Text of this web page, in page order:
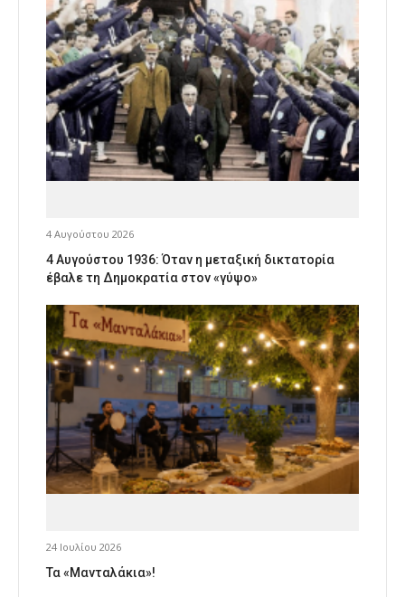
4 Αυγούστου 2026
4 Αυγούστου 1936: Όταν η μεταξική δικτατορία
έβαλε τη Δημοκρατία στον «γύψο»
24 Ιουλίου 2026
Τα «Μανταλάκια»!